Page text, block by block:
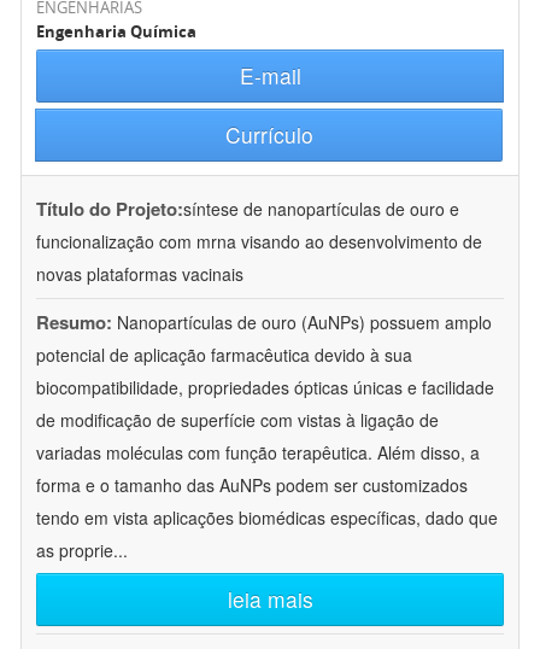
ENGENHARIAS
Engenharia Química
E-mail
Currículo
Título do Projeto:síntese de nanopartículas de ouro e
funcionalização com mrna visando ao desenvolvimento de
novas plataformas vacinais
Resumo: Nanopartículas de ouro (AuNPs) possuem amplo
potencial de aplicação farmacêutica devido à sua
biocompatibilidade, propriedades ópticas únicas e facilidade
de modificação de superfície com vistas à ligação de
variadas moléculas com função terapêutica. Além disso, a
forma e o tamanho das AuNPs podem ser customizados
tendo em vista aplicações biomédicas específicas, dado que
as proprie...
leia mais